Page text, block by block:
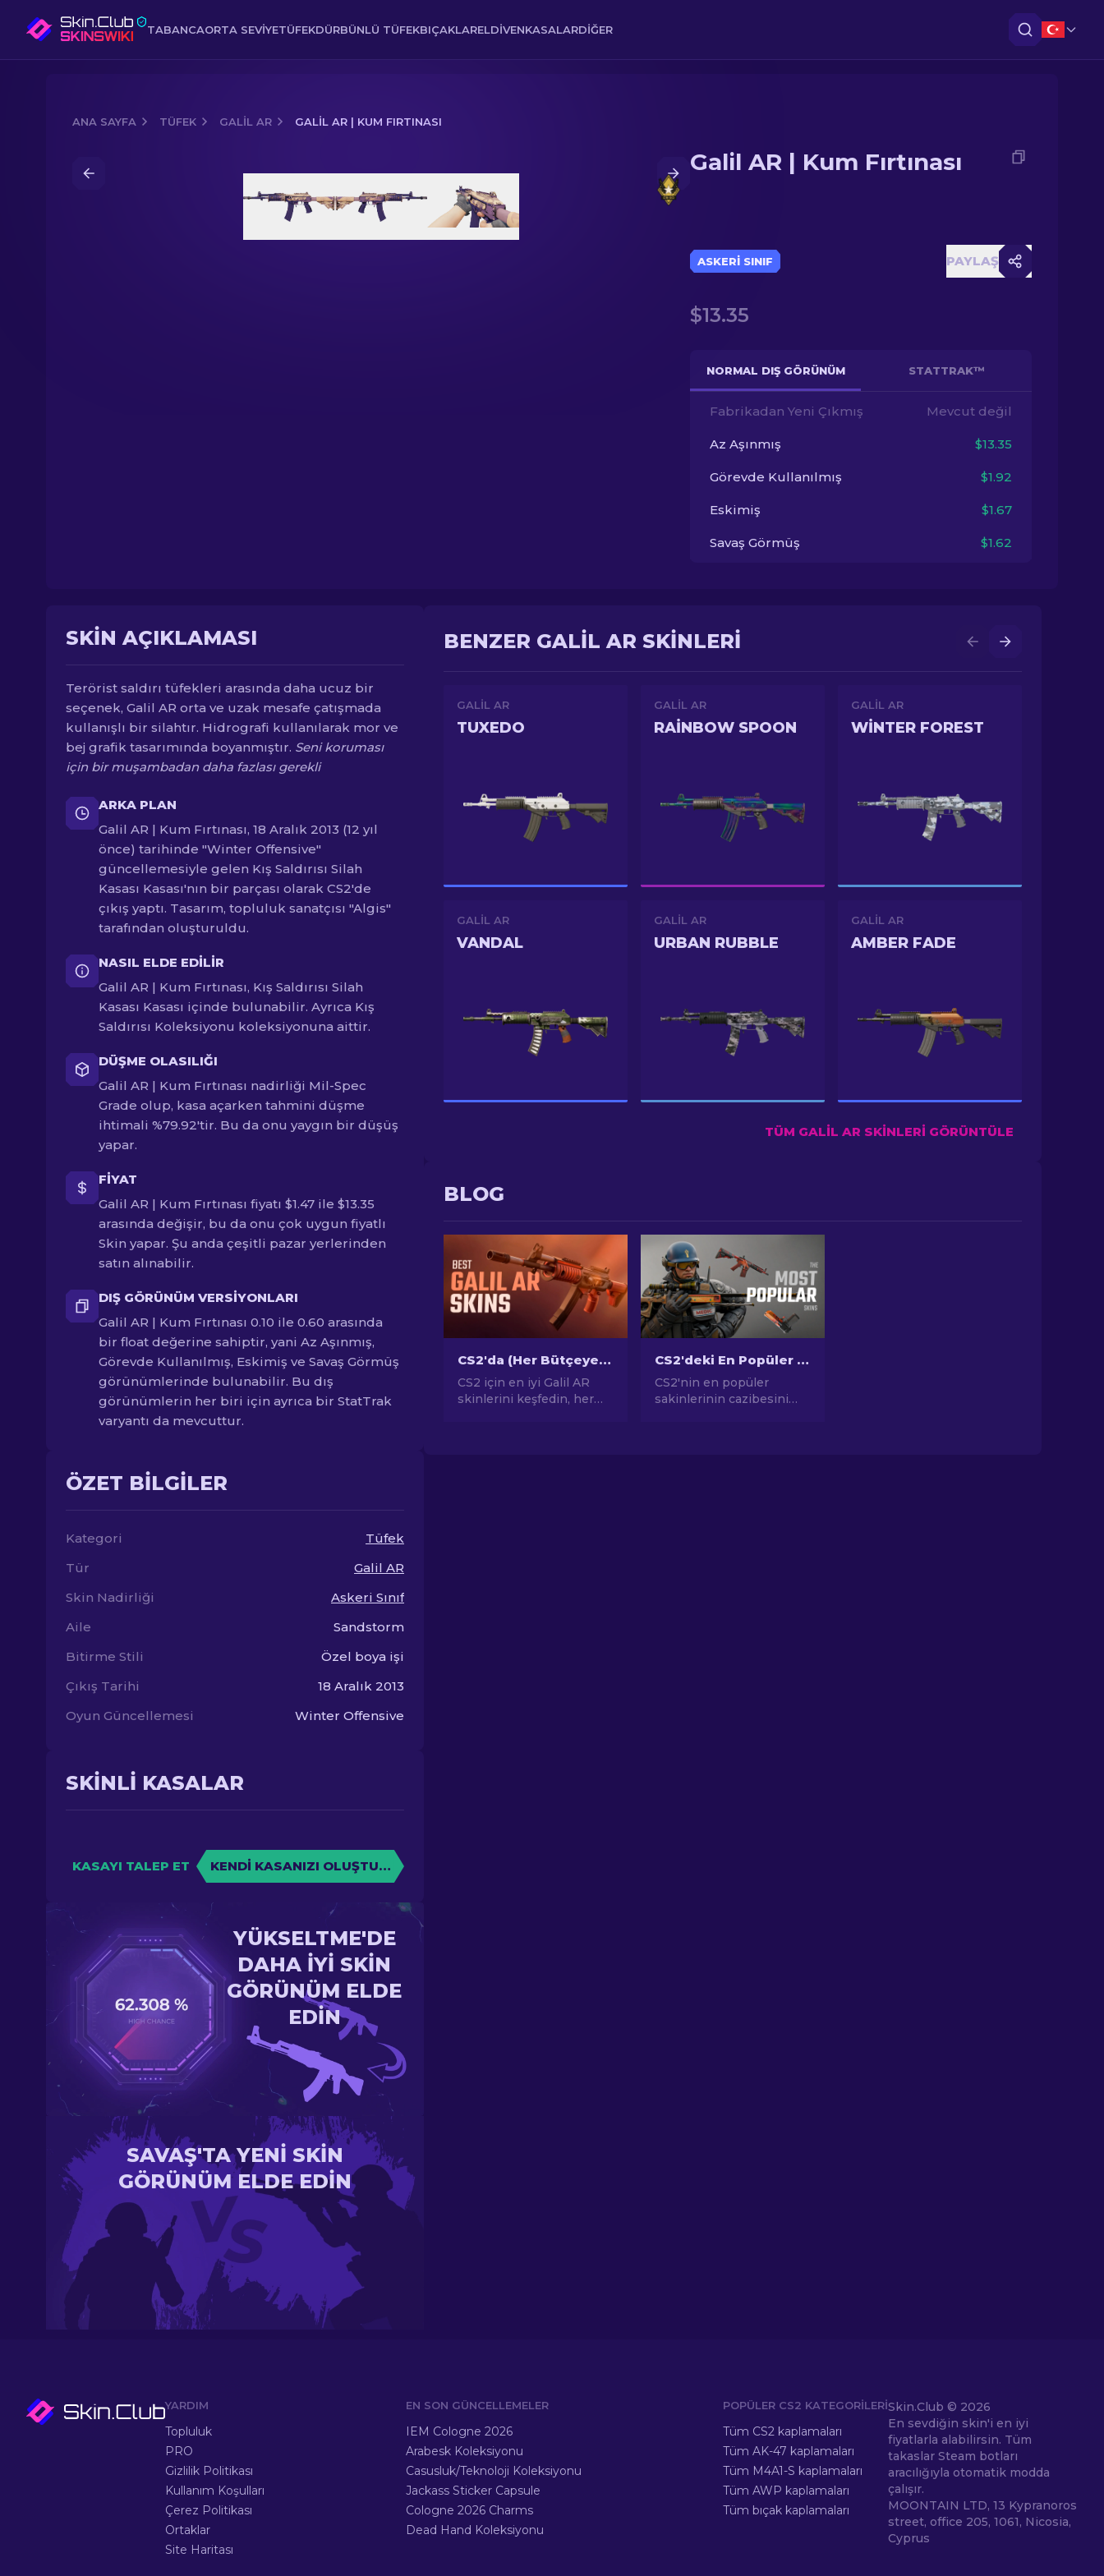
TABANCAORTA SEVIYETÜFEKDÜRBÜNLÜ TÜFEKBIÇAKLARELDIVENKASALARDIĞER
ANA SAYFA TÜFEK GALIL AR GALIL AR | KUM FIRTINASI
Galil AR | Kum Fırtınası
ASKERI SINIF PAYLAŞ
$13.35
NORMAL DIŞ GÖRÜNÜM STATTRAK™
Fabrikadan Yeni Çıkmış Mevcut değil
Az Aşınmış $13.35
Görevde Kullanılmış $1.92
Eskimiş $1.67
Savaş Görmüş $1.62
SKIN AÇIKLAMASI
Terörist saldırı tüfekleri arasında daha ucuz bir
seçenek, Galil AR orta ve uzak mesafe çatışmada
kullanışlı bir silahtır. Hidrografi kullanılarak mor ve
bej grafik tasarımında boyanmıştır. Seni koruması
için bir muşambadan daha fazlası gerekli
ARKA PLAN
Galil AR | Kum Fırtınası, 18 Aralık 2013 (12 yıl
önce) tarihinde "Winter Offensive"
güncellemesiyle gelen Kış Saldırısı Silah
Kasası Kasası'nın bir parçası olarak CS2'de
çıkış yaptı. Tasarım, topluluk sanatçısı "Algis"
tarafından oluşturuldu.
NASIL ELDE EDILIR
Galil AR | Kum Fırtınası, Kış Saldırısı Silah
Kasası Kasası içinde bulunabilir. Ayrıca Kış
Saldırısı Koleksiyonu koleksiyonuna aittir.
DÜŞME OLASILIĞI
Galil AR | Kum Fırtınası nadirliği Mil-Spec
Grade olup, kasa açarken tahmini düşme
ihtimali %79.92'tir. Bu da onu yaygın bir düşüş
yapar.
FIYAT
Galil AR | Kum Fırtınası fiyatı $1.47 ile $13.35
arasında değişir, bu da onu çok uygun fiyatlı
Skin yapar. Şu anda çeşitli pazar yerlerinden
satın alınabilir.
DIŞ GÖRÜNÜM VERSIYONLARI
Galil AR | Kum Fırtınası 0.10 ile 0.60 arasında
bir float değerine sahiptir, yani Az Aşınmış,
Görevde Kullanılmış, Eskimiş ve Savaş Görmüş
görünümlerinde bulunabilir. Bu dış
görünümlerin her biri için ayrıca bir StatTrak
varyantı da mevcuttur.
ÖZET BILGILER
Kategori
Tüfek
Tür
Galil AR
Skin Nadirliği
Askeri Sınıf
Aile
Sandstorm
Bitirme Stili
Özel boya işi
Çıkış Tarihi
18 Aralık 2013
Oyun Güncellemesi
Winter Offensive
SKINLI KASALAR
KASAYI TALEP ET KENDI KASANIZI OLUŞTURUN
YÜKSELTME'DE
DAHA IYI SKIN
GÖRÜNÜM ELDE
EDIN
SAVAŞ'TA YENI SKIN
GÖRÜNÜM ELDE EDIN
BENZER GALIL AR SKINLERI
GALIL AR
TUXEDO
GALIL AR
RAINBOW SPOON
GALIL AR
WINTER FOREST
GALIL AR
VANDAL
GALIL AR
URBAN RUBBLE
GALIL AR
AMBER FADE
TÜM GALIL AR SKINLERI GÖRÜNTÜLE
BLOG
CS2'da (Her Bütçeye Uygun) En İyi Galil AR Skinleri [2026]
CS2 için en iyi Galil AR
skinlerini keşfedin, her
CS2'deki En Popüler Skinler
CS2'nin en popüler
sakinlerinin cazibesini
YARDIM
Topluluk
PRO
Gizlilik Politikası
Kullanım Koşulları
Çerez Politikası
Ortaklar
Site Haritası
EN SON GÜNCELLEMELER
IEM Cologne 2026
Arabesk Koleksiyonu
Casusluk/Teknoloji Koleksiyonu
Jackass Sticker Capsule
Cologne 2026 Charms
Dead Hand Koleksiyonu
POPÜLER CS2 KATEGORILERI
Tüm CS2 kaplamaları
Tüm AK-47 kaplamaları
Tüm M4A1-S kaplamaları
Tüm AWP kaplamaları
Tüm bıçak kaplamaları
Skin.Club © 2026
En sevdiğin skin'i en iyi
fiyatlarla alabilirsin. Tüm
takaslar Steam botları
aracılığıyla otomatik modda
çalışır.
MOONTAIN LTD, 13 Kypranoros
street, office 205, 1061, Nicosia,
Cyprus